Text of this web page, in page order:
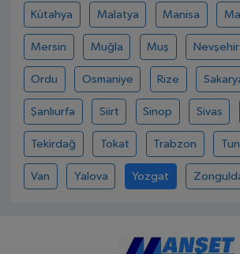
Kütahya Malatya Manisa
Mersin Muğla Muş Nevşehir
Ordu Osmaniye Rize
Şanlıurfa Siirt Sinop Sivas
Tekirdağ Tokat Trabzon
Van Yalova Yozgat